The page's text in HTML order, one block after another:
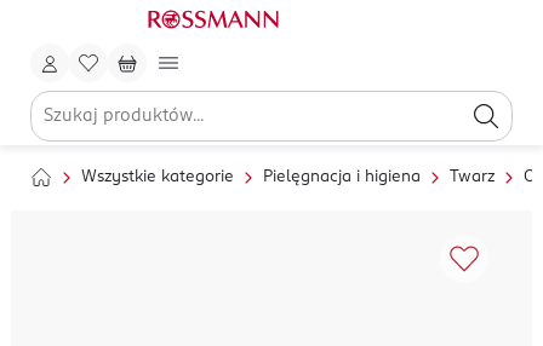
Wszystkie kategorie Pielęgnacja i higiena Twarz